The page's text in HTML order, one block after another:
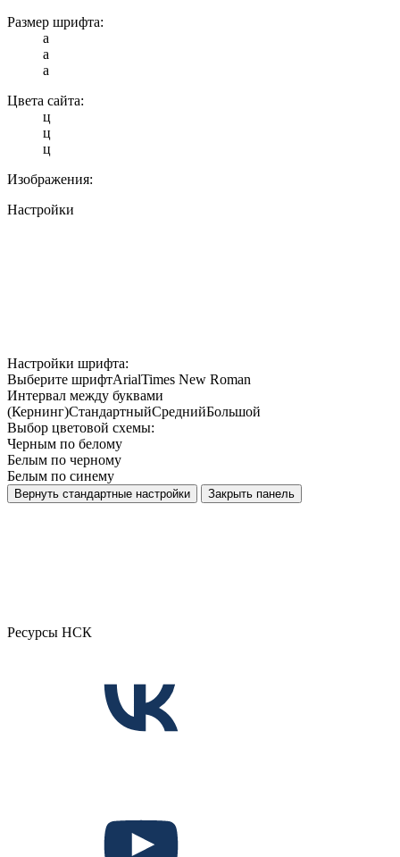
Размер шрифта:
a
a
a
Цвета сайта:
ц
ц
ц
Изображения:
Настройки
Настройки шрифта:
Выберите шрифтArialTimes New Roman
Интервал между буквами
(Кернинг)СтандартныйСреднийБольшой
Выбор цветовой схемы:
Черным по белому
Белым по черному
Белым по синему
Вернуть стандартные настройки Закрыть панель
Ресурсы НСК